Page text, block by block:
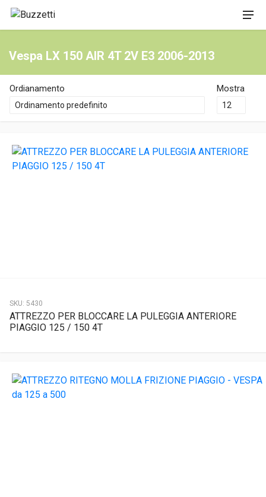
Vespa LX 150 AIR 4T 2V E3 2006-2013
Ordianamento Mostra
SKU: 5430
ATTREZZO PER BLOCCARE LA PULEGGIA ANTERIORE
PIAGGIO 125 / 150 4T